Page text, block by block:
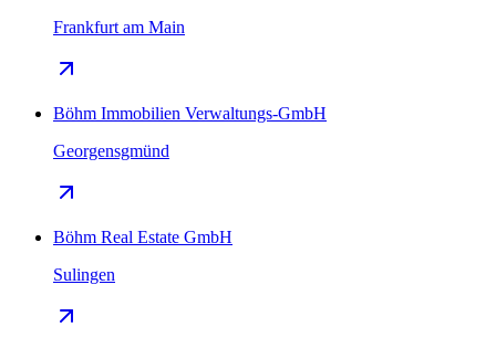
Frankfurt am Main
Böhm Immobilien Verwaltungs-GmbH
Georgensgmünd
Böhm Real Estate GmbH
Sulingen